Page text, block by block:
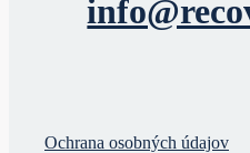
Ochrana osobných údajov